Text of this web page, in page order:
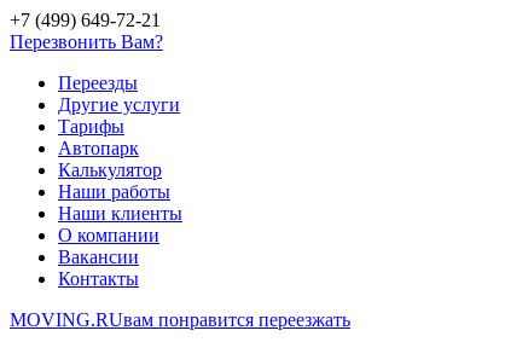
+7 (499) 649-72-21
Перезвонить Вам?
Переезды
Другие услуги
Тарифы
Автопарк
Калькулятор
Наши работы
Наши клиенты
О компании
Вакансии
Контакты
MOVING.RUвам понравится переезжать